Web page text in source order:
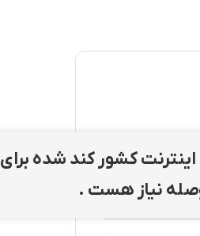
است. اینترنت کشور کند شده برای
نیاز هست .